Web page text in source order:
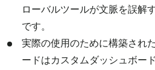
ローバルツールが文脈を誤解
です。
実際の使用のために構築され
ードはカスタムダッシュボー